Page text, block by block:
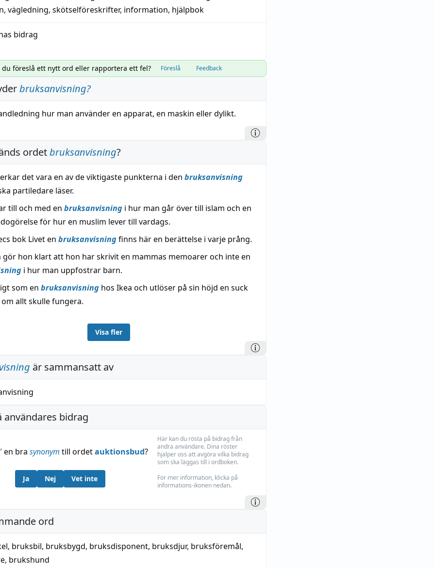
, vägledning, skötselföreskrifter, information, hjälpbok
bidrag
du föreslå ett nytt ord eller rapportera ett fel? Föreslå Feedback
bruksanvisning?
hur man använder en apparat, en maskin eller dylikt.
ordetbruksanvisning?
det vara en av de viktigaste punkterna i den bruksanvisning
partiledare läser.
till och med en bruksanvisning i hur man går över till islam och en
för hur en muslim lever till vardags.
bok Livet en bruksanvisningfinns här en berättelse i varje prång.
gör hon klart att hon har skrivit en mammas memoarer och inte en
i hur man uppfostrar barn.
som en bruksanvisning hos Ikea och utlöser på sin höjd en suck
allt skulle fungera.
Visa fler
är sammansatt av
användares bidrag
en bra synonym till ordetauktionsbud?
Ja Nej Vet inte
Här kan du rösta på bidrag från
andra användare. Dina röster
hjälper oss att avgöra vilka bidrag
som ska läggas till i ordboken.
För mer information, klicka på
informations-ikonen nedan.
ord
, bruksbil, bruksbygd, bruksdisponent, bruksdjur, bruksföremål,
, brukshund